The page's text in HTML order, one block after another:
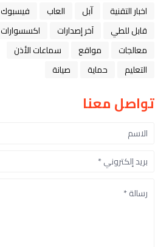
اخبار التقنية
ﺁﺑﻞ العاب
فيسبوك
قابل للطي
آخر إصدارات
اكسسوارات
معالجات
مواقع
سماعات الأذن
التعليم
حماية صيانة
تواصل معنا